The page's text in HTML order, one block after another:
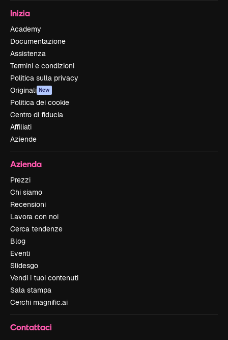
Inizia
Academy
Documentazione
Assistenza
Termini e condizioni
Politica sulla privacy
Originali New
Politica dei cookie
Centro di fiducia
Affiliati
Aziende
Azienda
Prezzi
Chi siamo
Recensioni
Lavora con noi
Cerca tendenze
Blog
Eventi
Slidesgo
Vendi i tuoi contenuti
Sala stampa
Cerchi magnific.ai
Contattaci